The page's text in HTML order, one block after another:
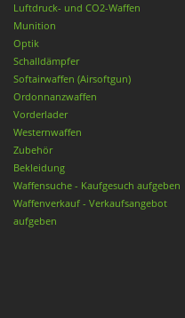
Luftdruck- und CO2-Waffen
Munition
Optik
Schalldämpfer
Softairwaffen (Airsoftgun)
Ordonnanzwaffen
Vorderlader
Westernwaffen
Zubehör
Bekleidung
Waffensuche - Kaufgesuch aufgeben
Waffenverkauf - Verkaufsangebot
aufgeben